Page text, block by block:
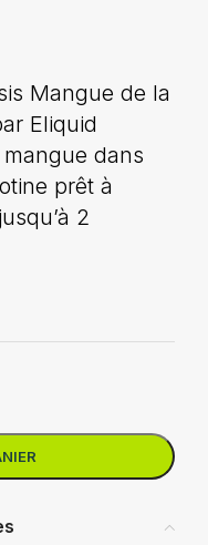
Mangue de la
Eliquid
dans
prêt à
2